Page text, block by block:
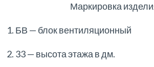
Маркировка
1. БВ — блок вентиляционный
2. 33 — высота этажа в дм.